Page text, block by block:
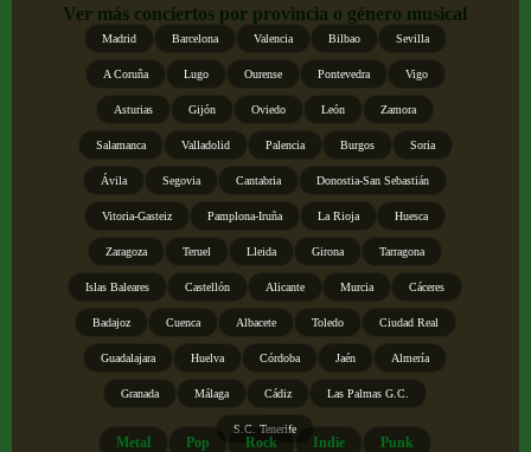
Ver más conciertos por provincia o género musical
Madrid Barcelona Valencia Bilbao Sevilla
A Coruña Lugo Ourense Pontevedra Vigo
Asturias Gijón Oviedo León Zamora
Salamanca Valladolid Palencia Burgos Soria
Ávila Segovia Cantabria Donostia-San Sebastián
Vitoria-Gasteiz Pamplona-Iruña La Rioja Huesca
Zaragoza Teruel Lleida Girona Tarragona
Islas Baleares Castellón Alicante Murcia Cáceres
Badajoz Cuenca Albacete Toledo Ciudad Real
Guadalajara Huelva Córdoba Jaén Almería
Granada Málaga Cádiz Las Palmas G.C.
S.C. Tenerife
Metal Pop Rock Indie Punk